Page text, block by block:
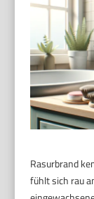
Rasurbrand
fühlt sich rau